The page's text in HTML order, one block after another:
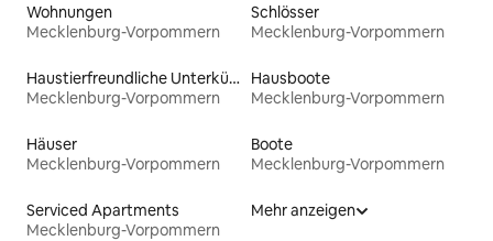
Wohnungen
Mecklenburg-Vorpommern
Schlösser
Mecklenburg-Vorpommern
Haustierfreundliche Unterkünfte
Mecklenburg-Vorpommern
Hausboote
Mecklenburg-Vorpommern
Häuser
Mecklenburg-Vorpommern
Boote
Mecklenburg-Vorpommern
Serviced Apartments
Mecklenburg-Vorpommern
Mehr anzeigen